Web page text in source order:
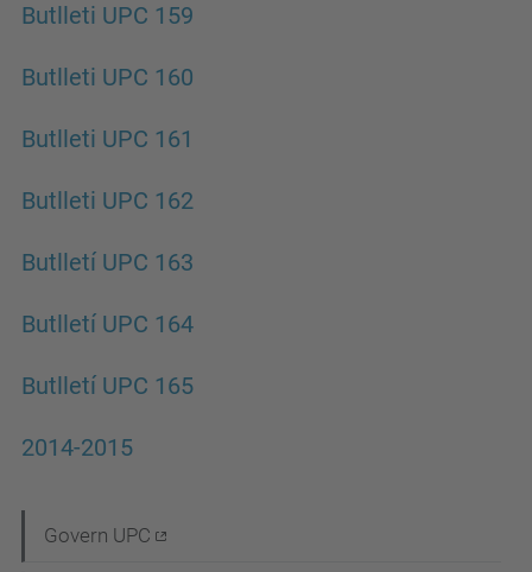
Butlleti UPC 159
Butlleti UPC 160
Butlleti UPC 161
Butlleti UPC 162
Butlletí UPC 163
Butlletí UPC 164
Butlletí UPC 165
2014-2015
Govern UPC